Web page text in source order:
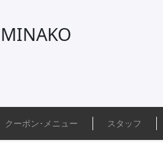
クーポン･ メニュー スタッフ